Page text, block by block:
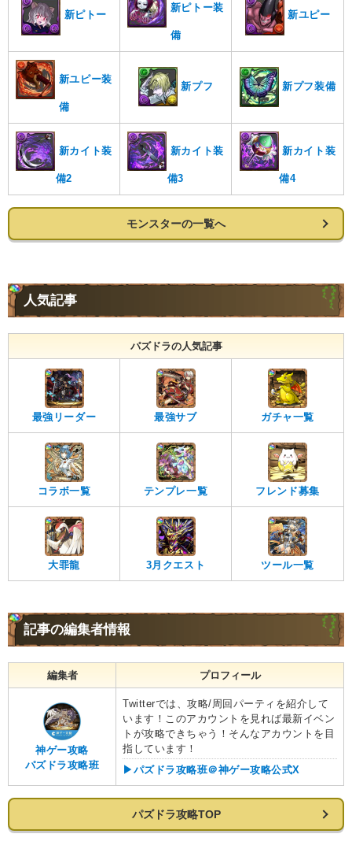
新ピトー
新ピトー装
備
新ユピー
新ユピー装
備
新プフ 新プフ装備
新カイト装
備2
新カイト装
備3
新カイト装
備4
モンスターの一覧へ
人気記事
パズドラの人気記事
最強リーダー 最強サブ ガチャ一覧
コラボ一覧 テンプレ一覧 フレンド募集
大罪龍 3月クエスト ツール一覧
記事の編集者情報
編集者 プロフィール
神ゲー攻略
パズドラ攻略班
Twitterでは、攻略/周回パーティを紹介して
います！このアカウントを見れば最新イベン
トが攻略できちゃう！そんなアカウントを目
指しています！
▶︎パズドラ攻略班＠神ゲー攻略公式X
パズドラ攻略TOP